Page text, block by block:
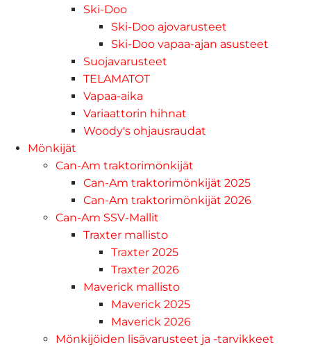
Ski-Doo
Ski-Doo ajovarusteet
Ski-Doo vapaa-ajan asusteet
Suojavarusteet
TELAMATOT
Vapaa-aika
Variaattorin hihnat
Woody's ohjausraudat
Mönkijät
Can-Am traktorimönkijät
Can-Am traktorimönkijät 2025
Can-Am traktorimönkijät 2026
Can-Am SSV-Mallit
Traxter mallisto
Traxter 2025
Traxter 2026
Maverick mallisto
Maverick 2025
Maverick 2026
Mönkijöiden lisävarusteet ja -tarvikkeet